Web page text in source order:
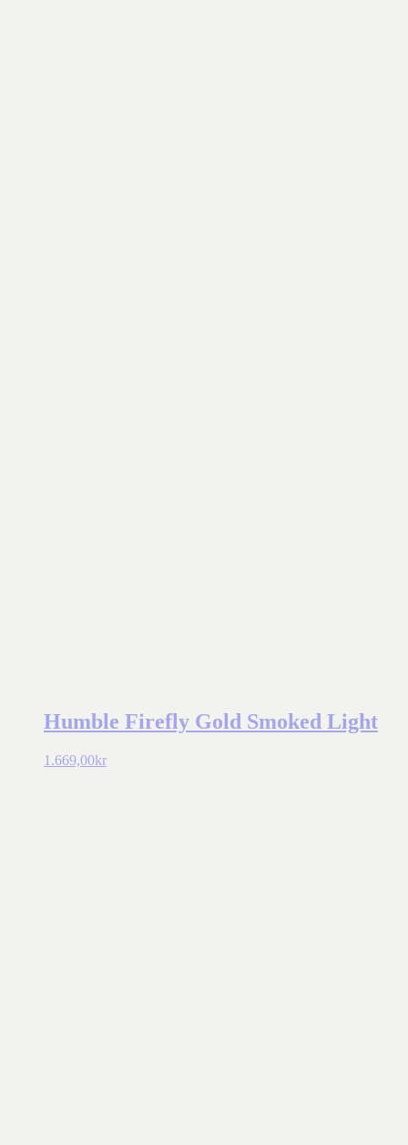
Humble Firefly Gold Smoked Light
1.669,00kr